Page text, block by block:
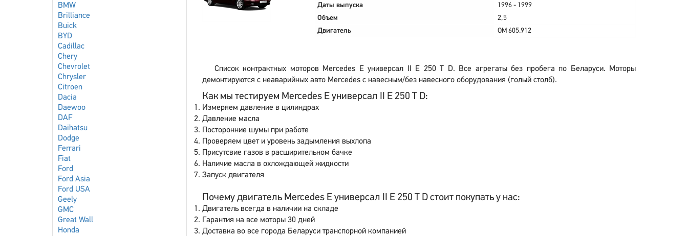
BMW
Brilliance
Buick
BYD
Cadillac
Chery
Chevrolet
Chrysler
Citroen
Dacia
Daewoo
DAF
Daihatsu
Dodge
Ferrari
Fiat
Ford
Ford Asia
Ford USA
Geely
GMC
Great Wall
Honda
Даты выпуска
1996 - 1999
Объем
2,5
Двигатель
OM 605.912
Список контрактных моторов Mercedes E универсал II E 250 T D. Все агрегаты без пробега по Беларуси. Моторы
демонтируются с неаварийных авто Mercedes с навесным/без навесного оборудования (голый столб).
Как мы тестируем Mercedes E универсал II E 250 T D:
Измеряем давление в цилиндрах
Давление масла
Посторонние шумы при работе
Проверяем цвет и уровень задымления выхлопа
Присутсвие газов в расширительном бачке
Наличие масла в охлождающей жидкости
Запуск двигателя
Почему двигатель Mercedes E универсал II E 250 T D стоит покупать у нас:
Двигатель всегда в наличии на складе
Гарантия на все моторы 30 дней
Доставка во все города Беларуси транспорной компанией